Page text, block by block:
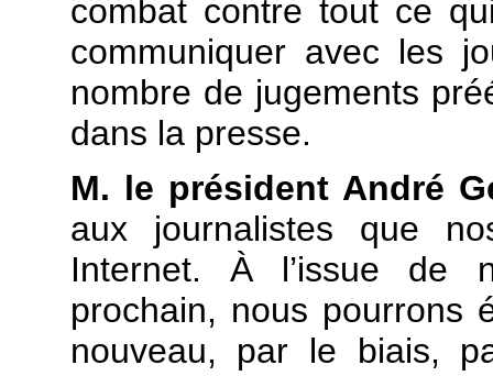
combat contre tout ce
communiquer avec les
nombre de jugements
dans la presse.
M. le président André
aux journalistes que
Internet. À l’issue de
prochain, nous pourrons
nouveau, par le biais,